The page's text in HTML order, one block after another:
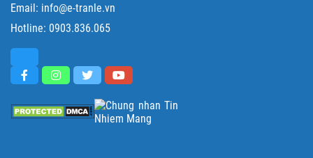
Email: info@e-tranle.vn
Hotline: 0903.836.065